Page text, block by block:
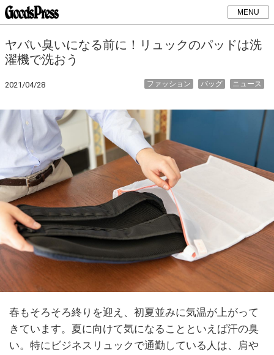
MENU
ヤバい臭いになる前に！リュックのパッドは洗
濯機で洗おう
2021/04/28 ニュース
バッグ
ファッション
春もそろそろ終りを迎え、初夏並みに気温が上がって
きています。夏に向けて気になることといえば汗の臭
い。特にビジネスリュックで通勤している人は、肩や